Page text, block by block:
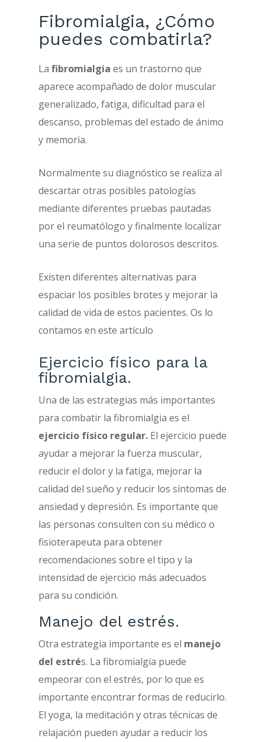
Fibromialgia, ¿Cómo
puedes combatirla?
La fibromialgia es un trastorno que
aparece acompañado de dolor muscular
generalizado, fatiga, dificultad para el
descanso, problemas del estado de ánimo
y memoria.
Normalmente su diagnóstico se realiza al
descartar otras posibles patologías
mediante diferentes pruebas pautadas
por el reumatólogo y finalmente localizar
una serie de puntos dolorosos descritos.
Existen diferentes alternativas para
espaciar los posibles brotes y mejorar la
calidad de vida de estos pacientes. Os lo
contamos en este artículo
Ejercicio físico para la
fibromialgia.
Una de las estrategias más importantes
para combatir la fibromialgia es el
ejercicio físico regular. El ejercicio puede
ayudar a mejorar la fuerza muscular,
reducir el dolor y la fatiga, mejorar la
calidad del sueño y reducir los síntomas de
ansiedad y depresión. Es importante que
las personas consulten con su médico o
fisioterapeuta para obtener
recomendaciones sobre el tipo y la
intensidad de ejercicio más adecuados
para su condición.
Manejo del estrés.
Otra estrategia importante es el manejo
del estrés. La fibromialgia puede
empeorar con el estrés, por lo que es
importante encontrar formas de reducirlo.
El yoga, la meditación y otras técnicas de
relajación pueden ayudar a reducir los